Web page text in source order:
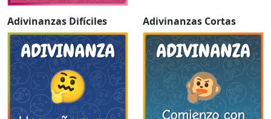
Adivinanzas Difíciles Adivinanzas Cortas